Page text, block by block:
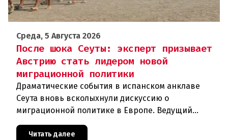
Среда, 5 Августа 2026
После шока Сеуты: эксперт призывает
Австрию стать лидером новой
миграционной политики
Драматические события в испанском анклаве
Сеута вновь всколыхнули дискуссию о
миграционной политике в Европе. Ведущий
эксперт по миграции Джеральд Кнаус, один из
архитекторов соглашения ЕС-Турция 2016
Читать далее